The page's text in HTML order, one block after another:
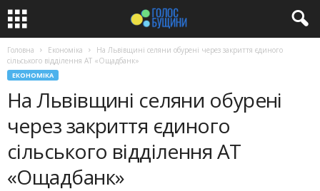
Головна Економіка
На Львівщині селяни обурені через закриття єдиного
сільського відділення АТ «Ощадбанк»
ЕКОНОМІКА
На Львівщині селяни обурені
через закриття єдиного
сільського відділення АТ
«Ощадбанк»